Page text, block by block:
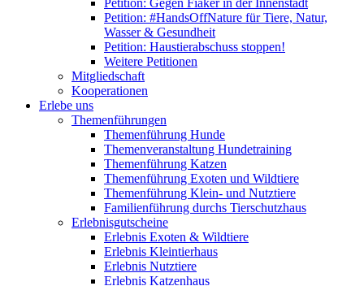
Petition: Gegen Fiaker in der Innenstadt
Petition: #HandsOffNature für Tiere, Natur,
Wasser & Gesundheit
Petition: Haustierabschuss stoppen!
Weitere Petitionen
Mitgliedschaft
Kooperationen
Erlebe uns
Themenführungen
Themenführung Hunde
Themenveranstaltung Hundetraining
Themenführung Katzen
Themenführung Exoten und Wildtiere
Themenführung Klein- und Nutztiere
Familienführung durchs Tierschutzhaus
Erlebnisgutscheine
Erlebnis Exoten & Wildtiere
Erlebnis Kleintierhaus
Erlebnis Nutztiere
Erlebnis Katzenhaus